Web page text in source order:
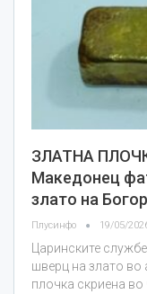
ЗЛАТНА
Македонец
злато на
Плусинфо 19/05/
Царинските
шверц на злато во
плочка скриена во